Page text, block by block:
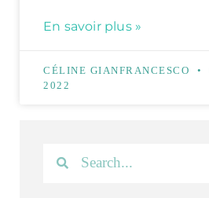
En savoir plus »
CÉLINE GIANFRANCESCO
2022